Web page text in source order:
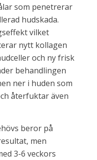
som penetrerar
hudskada.
vilket
nytt kollagen
och ny frisk
behandlingen
ner i huden som
återfuktar även
beror på
men
3-6 veckors